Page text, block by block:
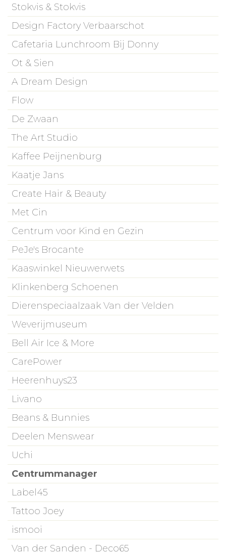
Stokvis & Stokvis
Design Factory Verbaarschot
Cafetaria Lunchroom Bij Donny
Ot & Sien
A Dream Design
Flow
De Zwaan
The Art Studio
Kaffee Peijnenburg
Kaatje Jans
Create Hair & Beauty
Met Cin
Centrum voor Kind en Gezin
PeJe's Brocante
Kaaswinkel Nieuwerwets
Klinkenberg Schoenen
Dierenspeciaalzaak Van der Velden
Weverijmuseum
Bell Air Ice & More
CarePower
Heerenhuys23
Livano
Beans & Bunnies
Deelen Menswear
Uchi
Centrummanager
Label45
Tattoo Joey
ismooi
Van der Sanden - Deco65